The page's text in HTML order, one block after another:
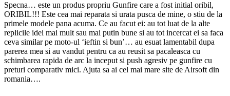
Specna… este un produs propriu Gunfire care a fost initial oribil,
ORIBIL!!! Este cea mai reparata si urata pusca de mine, o stiu de la
primele modele pana acuma. Ce au facut ei: au tot luat de la alte
replicile idei mai mult sau mai putin bune si au tot incercat ei sa faca
ceva similar pe moto-ul ‘ieftin si bun’… au esuat lamentabil dupa
parerea mea si au vandut pentru ca au reusit sa pacaleasca cu
schimbarea rapida de arc la inceput si push agresiv pe gunfire cu
preturi comparativ mici. Ajuta sa ai cel mai mare site de Airsoft din
romania….